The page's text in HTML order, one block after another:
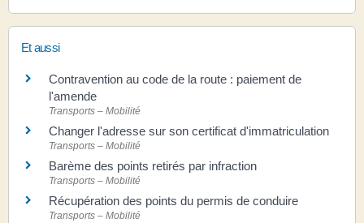
Et aussi
Contravention au code de la route : paiement de
l'amende
Transports – Mobilité
Changer l'adresse sur son certificat d'immatriculation
Transports – Mobilité
Barème des points retirés par infraction
Transports – Mobilité
Récupération des points du permis de conduire
Transports – Mobilité